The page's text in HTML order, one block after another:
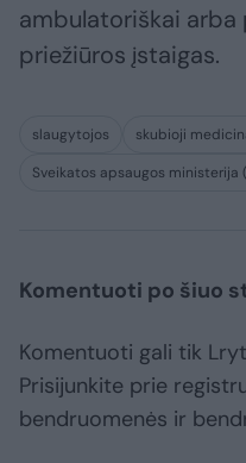
ambulatoriškai arba
priežiūros įstaigas.
slaugytojos
skubioji
Sveikatos apsaugos ministerija
Komentuoti po šiuo
Komentuoti gali tik
Prisijunkite prie
bendruomenės ir